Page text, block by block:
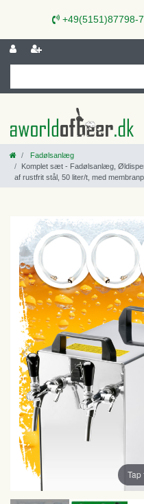
+49(5151)87798-
Fadølsanlæg
Komplet sæt - Fadølsanlæg,
af rustfrit stål, 50 liter/t, med
Tap